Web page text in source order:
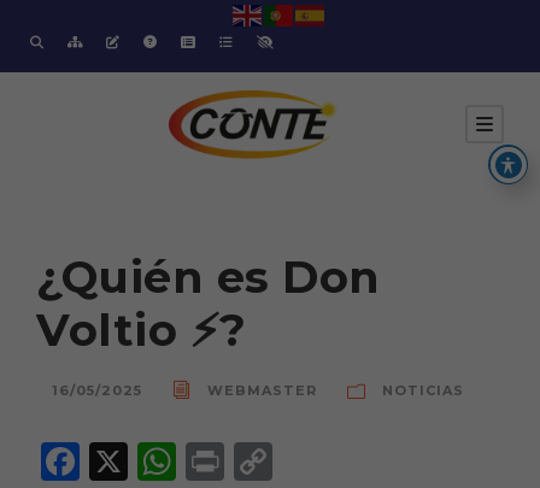
¿Quién es Don
Voltio ⚡?
16/05/2025 WEBMASTER NOTICIAS
F
X
W P